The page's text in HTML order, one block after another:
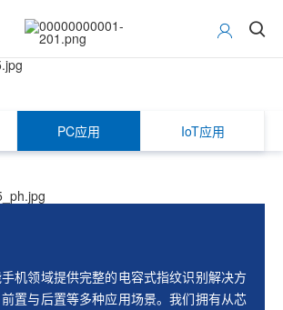
器
PC应用 IoT应用
机领域提供完整的电容式指纹识别解决方
置与后置等多种应用场景。我们拥有从芯